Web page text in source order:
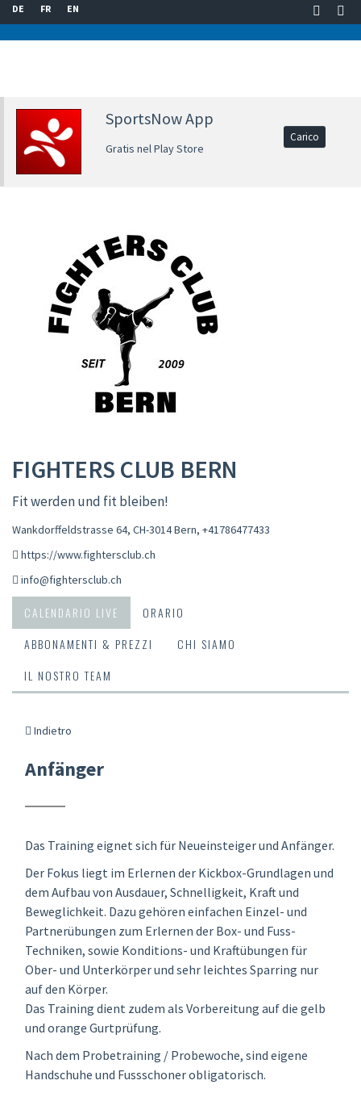
DE FR EN
SportsNow App
Gratis nel Play Store
Carico
FIGHTERS CLUB BERN
Fit werden und fit bleiben!
Wankdorffeldstrasse 64, CH-3014 Bern, +41786477433
https://www.fightersclub.ch
info@fightersclub.ch
CALENDARIO LIVE
ORARIO
ABBONAMENTI & PREZZI
CHI SIAMO
IL NOSTRO TEAM
Indietro
Anfänger
Das Training eignet sich für Neueinsteiger und Anfänger.
Der Fokus liegt im Erlernen der Kickbox-Grundlagen und
dem Aufbau von Ausdauer, Schnelligkeit, Kraft und
Beweglichkeit. Dazu gehören einfachen Einzel- und
Partnerübungen zum Erlernen der Box- und Fuss-
Techniken, sowie Konditions- und Kraftübungen für
Ober- und Unterkörper und sehr leichtes Sparring nur
auf den Körper.
Das Training dient zudem als Vorbereitung auf die gelb
und orange Gurtprüfung.
Nach dem Probetraining / Probewoche, sind eigene
Handschuhe und Fussschoner obligatorisch.